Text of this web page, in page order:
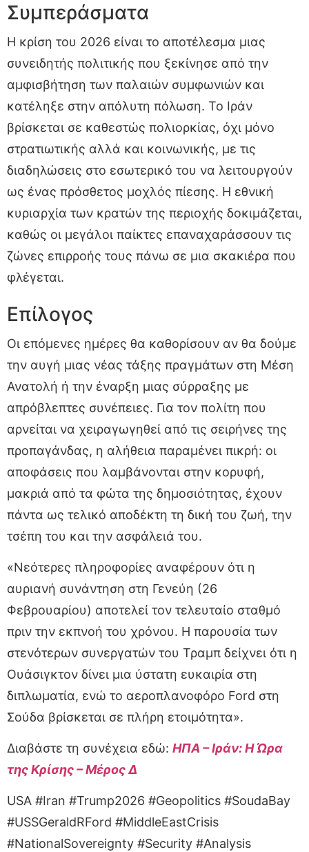
Συμπεράσματα
Η κρίση του 2026 είναι το αποτέλεσμα μιας
συνειδητής πολιτικής που ξεκίνησε από την
αμφισβήτηση των παλαιών συμφωνιών και
κατέληξε στην απόλυτη πόλωση. Το Ιράν
βρίσκεται σε καθεστώς πολιορκίας, όχι μόνο
στρατιωτικής αλλά και κοινωνικής, με τις
διαδηλώσεις στο εσωτερικό του να λειτουργούν
ως ένας πρόσθετος μοχλός πίεσης. Η εθνική
κυριαρχία των κρατών της περιοχής δοκιμάζεται,
καθώς οι μεγάλοι παίκτες επαναχαράσσουν τις
ζώνες επιρροής τους πάνω σε μια σκακιέρα που
φλέγεται.
Επίλογος
Οι επόμενες ημέρες θα καθορίσουν αν θα δούμε
την αυγή μιας νέας τάξης πραγμάτων στη Μέση
Ανατολή ή την έναρξη μιας σύρραξης με
απρόβλεπτες συνέπειες. Για τον πολίτη που
αρνείται να χειραγωγηθεί από τις σειρήνες της
προπαγάνδας, η αλήθεια παραμένει πικρή: οι
αποφάσεις που λαμβάνονται στην κορυφή,
μακριά από τα φώτα της δημοσιότητας, έχουν
πάντα ως τελικό αποδέκτη τη δική του ζωή, την
τσέπη του και την ασφάλειά του.
«Νεότερες πληροφορίες αναφέρουν ότι η
αυριανή συνάντηση στη Γενεύη (26
Φεβρουαρίου) αποτελεί τον τελευταίο σταθμό
πριν την εκπνοή του χρόνου. Η παρουσία των
στενότερων συνεργατών του Τραμπ δείχνει ότι η
Ουάσιγκτον δίνει μια ύστατη ευκαιρία στη
διπλωματία, ενώ το αεροπλανοφόρο Ford στη
Σούδα βρίσκεται σε πλήρη ετοιμότητα».
Διαβάστε τη συνέχεια εδώ: ΗΠΑ – Ιράν: Η Ώρα
της Κρίσης – Μέρος Δ
USA #Iran #Trump2026 #Geopolitics #SoudaBay
#USSGeraldRFord #MiddleEastCrisis
#NationalSovereignty #Security #Analysis